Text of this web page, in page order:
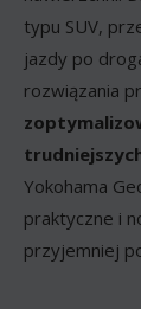
typu SUV,
jazdy po
rozwiązania
Yokohama
praktyczne i
przyjemniej